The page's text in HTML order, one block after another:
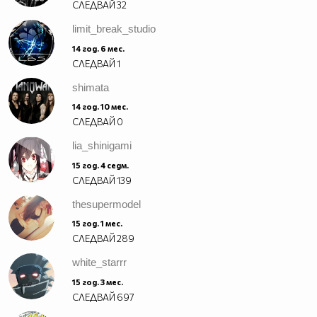
СЛЕДВАЙ32
limit_break_studio
14 год. 6 мес.
СЛЕДВАЙ1
shimata
14 год. 10 мес.
СЛЕДВАЙ 0
lia_shinigami
15 год. 4 седм.
СЛЕДВАЙ139
thesupermodel
15 год. 1 мес.
СЛЕДВАЙ289
white_starrr
15 год. 3 мес.
СЛЕДВАЙ 697